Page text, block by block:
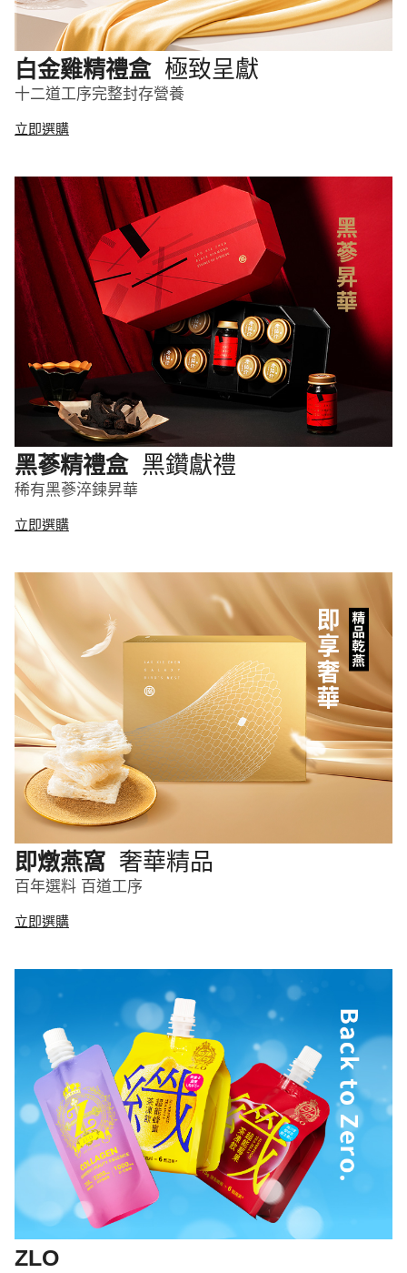
白金雞精禮盒 極致呈獻
十二道工序完整封存營養
立即選購
黑蔘精禮盒 黑鑽獻禮
稀有黑蔘淬鍊昇華
立即選購
即燉燕窩 奢華精品
百年選料 百道工序
立即選購
ZLO